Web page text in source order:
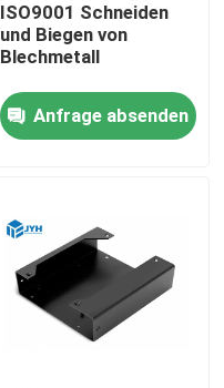
ISO9001 Schneiden
und Biegen von
Blechmetall
Anfrage absenden